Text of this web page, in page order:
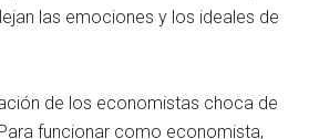
las emociones y los ideales de
de los economistas choca de
funcionar como economista,